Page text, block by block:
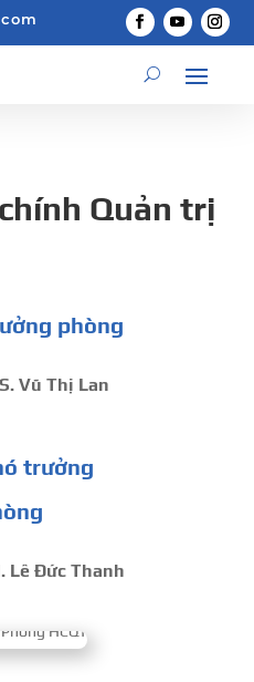
Quản trị
phòng
Vũ Thị Lan
trưởng
Lê Đức Thanh